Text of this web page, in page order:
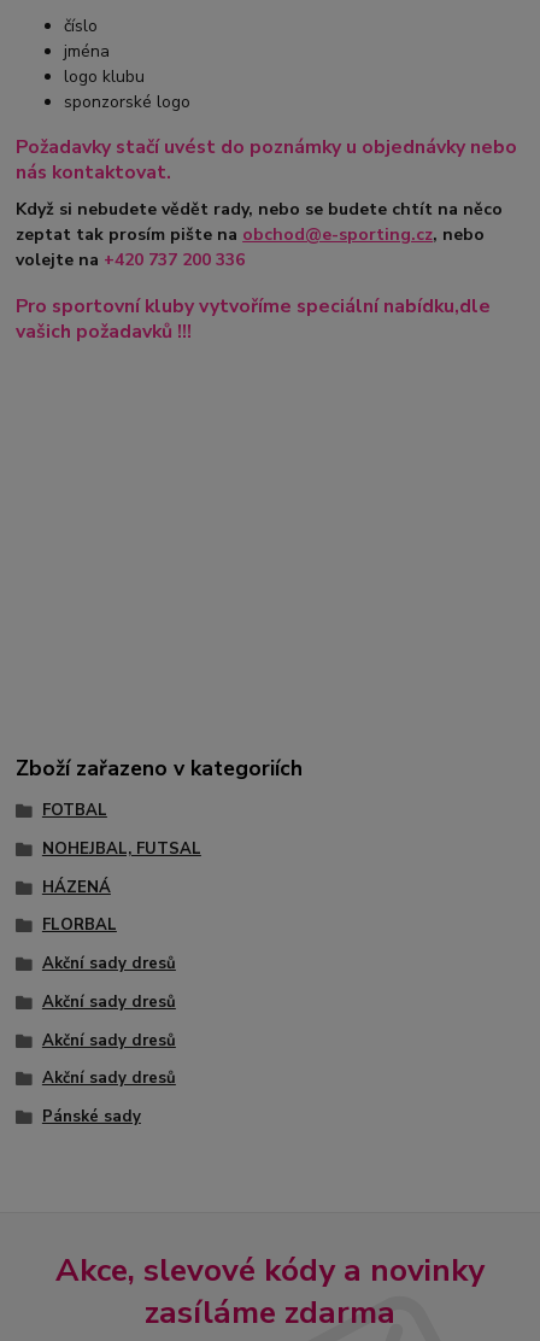
číslo
jména
logo klubu
sponzorské logo
Požadavky stačí uvést do poznámky u objednávky nebo
nás kontaktovat.
Když si nebudete vědět rady, nebo se budete chtít na něco
zeptat tak prosím pište na obchod@e-sporting.cz, nebo
volejte na +420 737 200 336
Pro sportovní kluby vytvoříme speciální nabídku,dle
vašich požadavků !!!
Zboží zařazeno v kategoriích
FOTBAL
NOHEJBAL, FUTSAL
HÁZENÁ
FLORBAL
Akční sady dresů
Akční sady dresů
Akční sady dresů
Akční sady dresů
Pánské sady
Akce, slevové kódy a novinky
zasíláme zdarma